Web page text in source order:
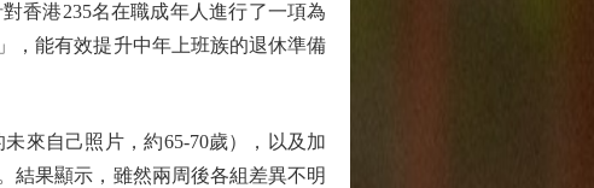
香港235名在職成年人進行了一項為
，能有效提升中年上班族的退休準備
自己照片，約65-70歲），以及加
結果顯示，雖然兩周後各組差異不明